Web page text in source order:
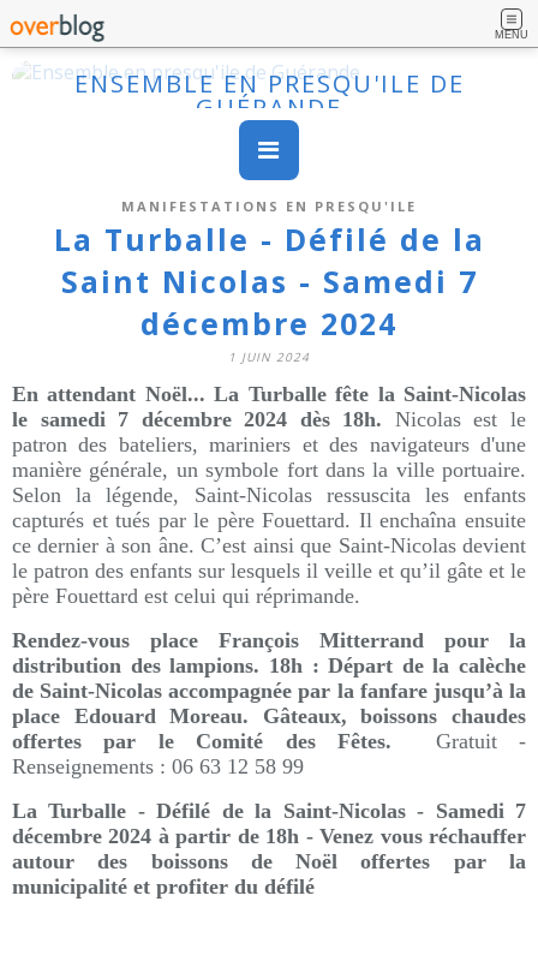
MENU
ENSEMBLE EN PRESQU'ILE DE
GUÉRANDE
MANIFESTATIONS EN PRESQU'ILE
La Turballe - Défilé de la
Saint Nicolas - Samedi 7
décembre 2024
1 JUIN 2024
En attendant Noël...La Turballe fête la Saint-Nicolas
le samedi 7 décembre 2024 dès 18h. Nicolas est le
patron des bateliers, mariniers et des navigateurs d'une
manière générale, un symbole fort dans la ville portuaire.
Selon la légende, Saint-Nicolas ressuscita les enfants
capturés et tués par le père Fouettard. Il enchaîna ensuite
ce dernier à son âne. C’est ainsi que Saint-Nicolas devient
le patron des enfants sur lesquels il veille et qu’il gâte et le
père Fouettard est celui qui réprimande.
Rendez-vous place François Mitterrand pour la
distribution des lampions. 18h : Départ de la calèche
de Saint-Nicolas accompagnée par la fanfare jusqu’à la
place Edouard Moreau. Gâteaux, boissons chaudes
offertes par le Comité des Fêtes.
Gratuit -
Renseignements : 06 63 12 58 99
La Turballe - Défilé de la Saint-Nicolas - Samedi 7
décembre 2024 à partir de 18h -Venez vous réchauffer
autour des boissons de Noël offertes par la
municipalité et profiter du défilé